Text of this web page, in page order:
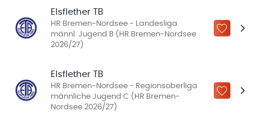
Elsflether TB
HR Bremen-Nordsee - Landesliga
männl. Jugend B (HR Bremen-Nordsee
2026/27)
ZU „MEINE
Elsflether TB
HR Bremen-Nordsee - Regionsoberliga
männliche Jugend C (HR Bremen-
Nordsee 2026/27)
ZU „MEINE